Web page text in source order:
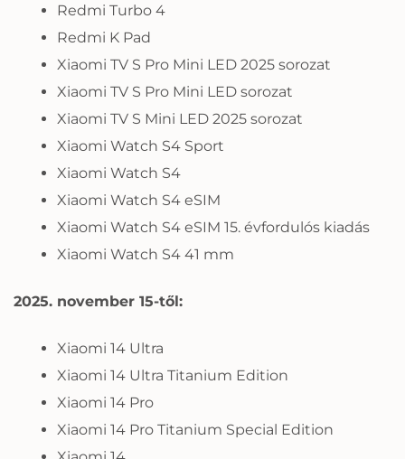
Redmi Turbo 4
Redmi K Pad
Xiaomi TV S Pro Mini LED 2025 sorozat
Xiaomi TV S Pro Mini LED sorozat
Xiaomi TV S Mini LED 2025 sorozat
Xiaomi Watch S4 Sport
Xiaomi Watch S4
Xiaomi Watch S4 eSIM
Xiaomi Watch S4 eSIM 15. évfordulós kiadás
Xiaomi Watch S4 41 mm
2025. november 15-től:
Xiaomi 14 Ultra
Xiaomi 14 Ultra Titanium Edition
Xiaomi 14 Pro
Xiaomi 14 Pro Titanium Special Edition